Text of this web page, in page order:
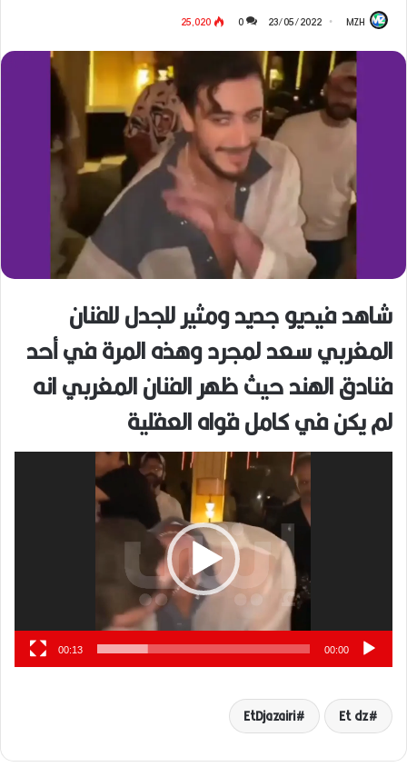
MZH
23/05/2022
0 25٬020
شاهد فيديو جديد ومثير للجدل للفنان
المغربي سعد لمجرد وهذه المرة في أحد
فنادق الهند حيث ظهر الفنان المغربي انه
لم يكن في كامل قواه العقلية
00:00
00:13
Et dz
EtDjazairi